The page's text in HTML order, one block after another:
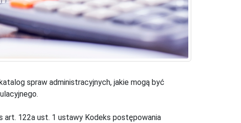
spraw administracyjnych, jakie mogą być
art. 122a ust. 1 ustawy Kodeks postępowania